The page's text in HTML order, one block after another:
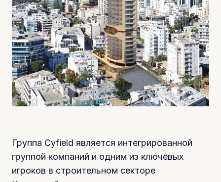
Группа Cyfield является интегрированной
группой компаний и одним из ключевых
игроков в строительном секторе